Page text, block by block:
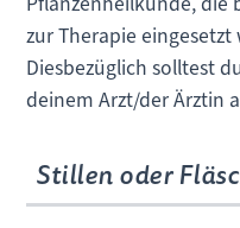
zur Therapie
Diesbezüglich solltest
deinem Arzt/der Ärztin
Stillen oder